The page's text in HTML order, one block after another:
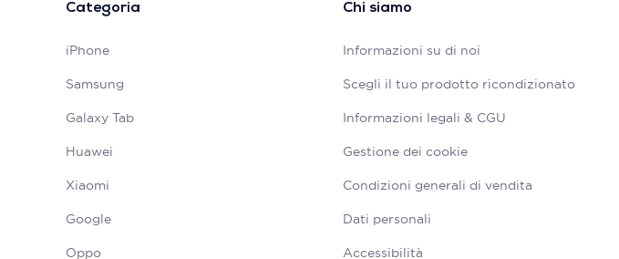
Categoria
iPhone
Samsung
Galaxy Tab
Huawei
Xiaomi
Google
Oppo
Chi siamo
Informazioni su di noi
Scegli il tuo prodotto ricondizionato
Informazioni legali & CGU
Gestione dei cookie
Condizioni generali di vendita
Dati personali
Accessibilità